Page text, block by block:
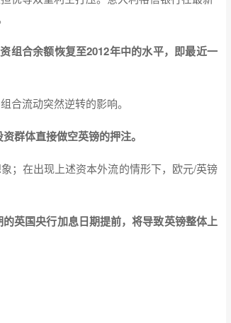
合余额恢复至2012年中的水平，即最近一
合流动突然逆转的影响。
群体直接做空英镑的押注。
；在出现上述资本外流的情形下，欧元/英镑
英国央行加息日期提前，将导致英镑整体上